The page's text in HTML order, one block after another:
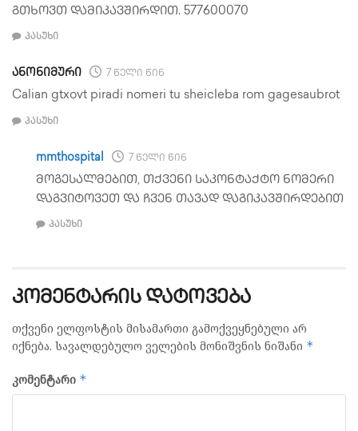
გთხოვთ დამიკავშირდით. 577600070
პასუხი
ანონიმური 7 წელი წინ
Calian gtxovt piradi nomeri tu sheicleba rom gagesaubrot
პასუხი
mmthospital 7 წელი წინ
მოგესალმებით, თქვენი საკონტაქტო ნომერი
დაგვიტოვეთ და ჩვენ თავად დაგიკავშირდებით
პასუხი
კომენტარის დატოვება
თქვენი ელფოსტის მისამართი გამოქვეყნებული არ
იქნება. სავალდებულო ველების მონიშვნის ნიშანი *
კომენტარი *